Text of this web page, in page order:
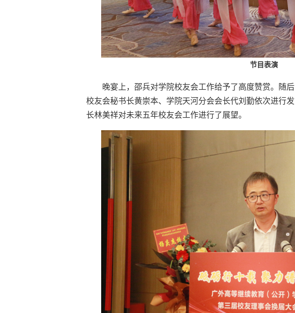
节目表演
晚宴上，邵兵对学院校友会工作给予了高度赞赏。随后
校友会秘书长黄崇本、学院天河分会会长代刘勤依次进行
长林美祥对未来五年校友会工作进行了展望。